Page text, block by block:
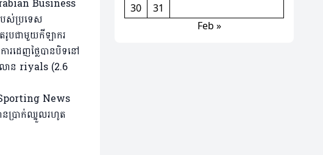
បស់ប្រទេស
រូបជាមួយកីឡាករ
ដេញថ្លៃបានបិទនៅ
លាន riyals (2.6
ប្រាក់ឈ្នួល​រហូត​
30
31
Feb »